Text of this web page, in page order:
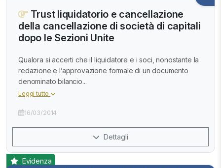
Trust liquidatorio e cancellazione
della cancellazione di società di capitali
dopo le Sezioni Unite
Qualora si accerti che il liquidatore e i soci, nonostante la
redazione e l’approvazione formale di un documento
denominato bilancio...
Leggi tutto
16/03/2014
Dettagli
Evidenza